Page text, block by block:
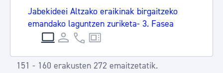
Jabekideei Altzako eraikinak birgaitzeko
emandako laguntzen zuriketa- 3. Fasea
151 - 160 erakusten 272 emaitzetatik.